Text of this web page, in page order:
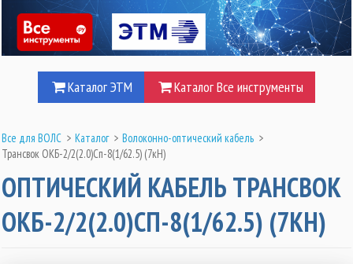
Каталог ЭТМ Каталог Все инструменты
Все для ВОЛС > Каталог > Волоконно-оптический кабель >
Трансвок ОКБ-2/2(2.0)Сп-8(1/62.5) (7кН)
ОПТИЧЕСКИЙ КАБЕЛЬ ТРАНСВОК
ОКБ-2/2(2.0)СП-8(1/62.5) (7КН)